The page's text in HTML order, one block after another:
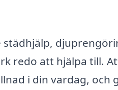
redo att hjälpa till.
i din vardag,